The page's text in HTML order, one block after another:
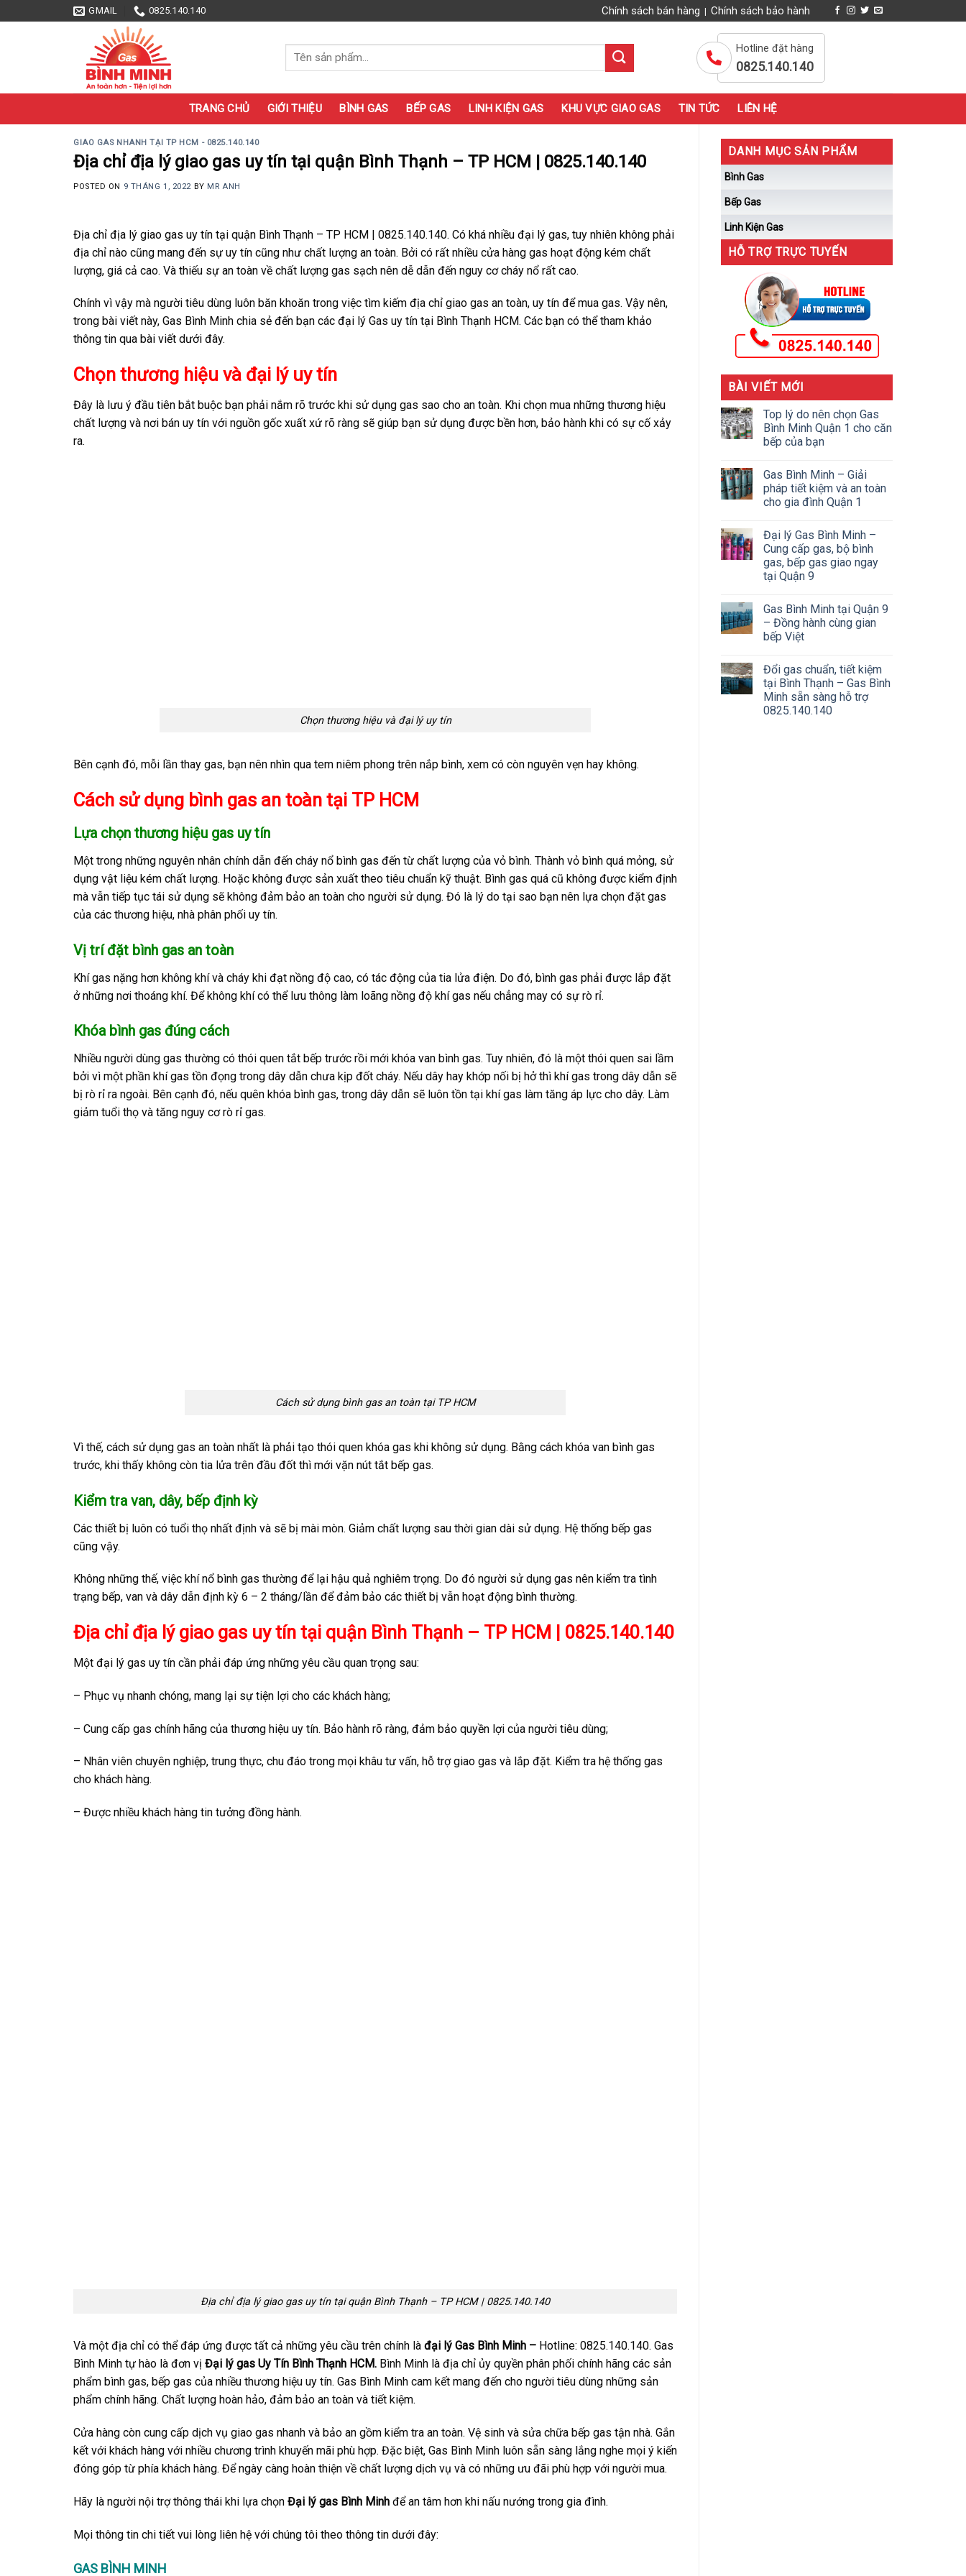
to
GMAIL 0825.140.140 Chính sách bán hàng Chính sách bảo hành
Tìm
kiếm:
Hotline đặt hàng
0825.140.140
TRANG CHỦ GIỚI THIỆU BÌNH GAS BẾP GAS LINH KIỆN GAS KHU VỰC GIAO GAS TIN TỨC LIÊN HỆ
GIAO GAS NHANH TẠI TP HCM - 0825.140.140
Địa chỉ địa lý giao gas uy tín tại quận Bình Thạnh – TP HCM | 0825.140.140
POSTED ON 9 THÁNG 1, 2022 BY MR ANH
Địa chỉ địa lý giao gas uy tín tại quận Bình Thạnh – TP HCM | 0825.140.140. Có khá nhiều đại lý gas, tuy nhiên không phải
địa chỉ nào cũng mang đến sự uy tín cũng như chất lượng an toàn. Bởi có rất nhiều cửa hàng gas hoạt động kém chất
lượng, giá cả cao. Và thiếu sự an toàn về chất lượng gas sạch nên dễ dẫn đến nguy cơ cháy nổ rất cao.
Chính vì vậy mà người tiêu dùng luôn băn khoăn trong việc tìm kiếm địa chỉ giao gas an toàn, uy tín để mua gas. Vậy nên,
trong bài viết này, Gas Bình Minh chia sẻ đến bạn các đại lý Gas uy tín tại Bình Thạnh HCM. Các bạn có thể tham khảo
thông tin qua bài viết dưới đây.
Chọn thương hiệu và đại lý uy tín
Đây là lưu ý đầu tiên bắt buộc bạn phải nắm rõ trước khi sử dụng gas sao cho an toàn. Khi chọn mua những thương hiệu
chất lượng và nơi bán uy tín với nguồn gốc xuất xứ rõ ràng sẽ giúp bạn sử dụng được bền hơn, bảo hành khi có sự cố xảy
ra.
Chọn thương hiệu và đại lý uy tín
Bên cạnh đó, mỗi lần thay gas, bạn nên nhìn qua tem niêm phong trên nắp bình, xem có còn nguyên vẹn hay không.
Cách sử dụng bình gas an toàn tại TP HCM
Lựa chọn thương hiệu gas uy tín
Một trong những nguyên nhân chính dẫn đến cháy nổ bình gas đến từ chất lượng của vỏ bình. Thành vỏ bình quá mỏng, sử
dụng vật liệu kém chất lượng. Hoặc không được sản xuất theo tiêu chuẩn kỹ thuật. Bình gas quá cũ không được kiểm định
mà vẫn tiếp tục tái sử dụng sẽ không đảm bảo an toàn cho người sử dụng. Đó là lý do tại sao bạn nên lựa chọn đặt gas
của các thương hiệu, nhà phân phối uy tín.
Vị trí đặt bình gas an toàn
Khí gas nặng hơn không khí và cháy khi đạt nồng độ cao, có tác động của tia lửa điện. Do đó, bình gas phải được lắp đặt
ở những nơi thoáng khí. Để không khí có thể lưu thông làm loãng nồng độ khí gas nếu chẳng may có sự rò rỉ.
Khóa bình gas đúng cách
Nhiều người dùng gas thường có thói quen tắt bếp trước rồi mới khóa van bình gas. Tuy nhiên, đó là một thói quen sai lầm
bởi vì một phần khí gas tồn đọng trong dây dẫn chưa kịp đốt cháy. Nếu dây hay khớp nối bị hở thì khí gas trong dây dẫn sẽ
bị rò rỉ ra ngoài. Bên cạnh đó, nếu quên khóa bình gas, trong dây dẫn sẽ luôn tồn tại khí gas làm tăng áp lực cho dây. Làm
giảm tuổi thọ và tăng nguy cơ rò rỉ gas.
Cách sử dụng bình gas an toàn tại TP HCM
Vì thế, cách sử dụng gas an toàn nhất là phải tạo thói quen khóa gas khi không sử dụng. Bằng cách khóa van bình gas
trước, khi thấy không còn tia lửa trên đầu đốt thì mới vặn nút tắt bếp gas.
Kiểm tra van, dây, bếp định kỳ
Các thiết bị luôn có tuổi thọ nhất định và sẽ bị mài mòn. Giảm chất lượng sau thời gian dài sử dụng. Hệ thống bếp gas
cũng vậy.
Không những thế, việc khí nổ bình gas thường để lại hậu quả nghiêm trọng. Do đó người sử dụng gas nên kiểm tra tình
trạng bếp, van và dây dẫn định kỳ 6 – 2 tháng/lần để đảm bảo các thiết bị vẫn hoạt động bình thường.
Địa chỉ địa lý giao gas uy tín tại quận Bình Thạnh – TP HCM | 0825.140.140
Một đại lý gas uy tín cần phải đáp ứng những yêu cầu quan trọng sau:
– Phục vụ nhanh chóng, mang lại sự tiện lợi cho các khách hàng;
– Cung cấp gas chính hãng của thương hiệu uy tín. Bảo hành rõ ràng, đảm bảo quyền lợi của người tiêu dùng;
– Nhân viên chuyên nghiệp, trung thực, chu đáo trong mọi khâu tư vấn, hỗ trợ giao gas và lắp đặt. Kiểm tra hệ thống gas
cho khách hàng.
– Được nhiều khách hàng tin tưởng đồng hành.
Địa chỉ địa lý giao gas uy tín tại quận Bình Thạnh – TP HCM | 0825.140.140
Và một địa chỉ có thể đáp ứng được tất cả những yêu cầu trên chính là đại lý Gas Bình Minh – Hotline: 0825.140.140. Gas
Bình Minh tự hào là đơn vị ‪ Đại lý gas Uy Tín Bình Thạnh HCM. Bình Minh là địa chỉ ủy quyền phân phối chính hãng các sản
phẩm bình gas, bếp gas của nhiều thương hiệu uy tín. Gas Bình Minh cam kết mang đến cho người tiêu dùng những sản
phẩm chính hãng. Chất lượng hoàn hảo, đảm bảo an toàn và tiết kiệm.
Cửa hàng còn cung cấp dịch vụ giao gas nhanh và bảo an gồm kiểm tra an toàn. Vệ sinh và sửa chữa bếp gas tận nhà. Gắn
kết với khách hàng với nhiều chương trình khuyến mãi phù hợp. Đặc biệt, Gas Bình Minh luôn sẵn sàng lắng nghe mọi ý kiến
đóng góp từ phía khách hàng. Để ngày càng hoàn thiện về chất lượng dịch vụ và có những ưu đãi phù hợp với người mua.
Hãy là người nội trợ thông thái khi lựa chọn Đại lý gas Bình Minh để an tâm hơn khi nấu nướng trong gia đình.
Mọi thông tin chi tiết vui lòng liên hệ với chúng tôi theo thông tin dưới đây:
GAS BÌNH MINH
DANH MỤC SẢN PHẨM
Bình Gas
Bếp Gas
Linh Kiện Gas
HỖ TRỢ TRỰC TUYẾN
BÀI VIẾT MỚI
Top lý do nên chọn Gas
Bình Minh Quận 1 cho căn
bếp của bạn
Gas Bình Minh – Giải
pháp tiết kiệm và an toàn
cho gia đình Quận 1
Đại lý Gas Bình Minh –
Cung cấp gas, bộ bình
gas, bếp gas giao ngay
tại Quận 9
Gas Bình Minh tại Quận 9
– Đồng hành cùng gian
bếp Việt
Đổi gas chuẩn, tiết kiệm
tại Bình Thạnh – Gas Bình
Minh sẵn sàng hỗ trợ
0825.140.140